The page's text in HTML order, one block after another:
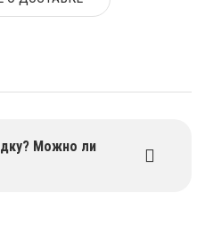
Можно ли